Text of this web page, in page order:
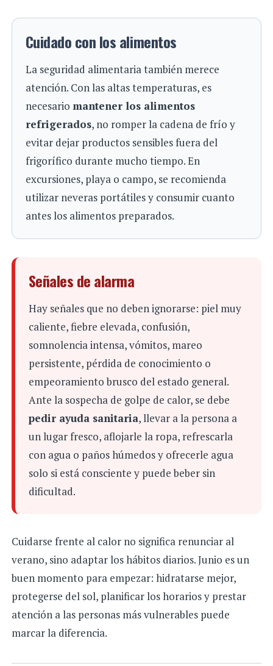
Cuidado con los alimentos
La seguridad alimentaria también merece
atención. Con las altas temperaturas, es
necesario mantener los alimentos
refrigerados, no romper la cadena de frío y
evitar dejar productos sensibles fuera del
frigorífico durante mucho tiempo. En
excursiones, playa o campo, se recomienda
utilizar neveras portátiles y consumir cuanto
antes los alimentos preparados.
Señales de alarma
Hay señales que no deben ignorarse: piel muy
caliente, fiebre elevada, confusión,
somnolencia intensa, vómitos, mareo
persistente, pérdida de conocimiento o
empeoramiento brusco del estado general.
Ante la sospecha de golpe de calor, se debe
pedir ayuda sanitaria, llevar a la persona a
un lugar fresco, aflojarle la ropa, refrescarla
con agua o paños húmedos y ofrecerle agua
solo si está consciente y puede beber sin
dificultad.
Cuidarse frente al calor no significa renunciar al
verano, sino adaptar los hábitos diarios. Junio es un
buen momento para empezar: hidratarse mejor,
protegerse del sol, planificar los horarios y prestar
atención a las personas más vulnerables puede
marcar la diferencia.